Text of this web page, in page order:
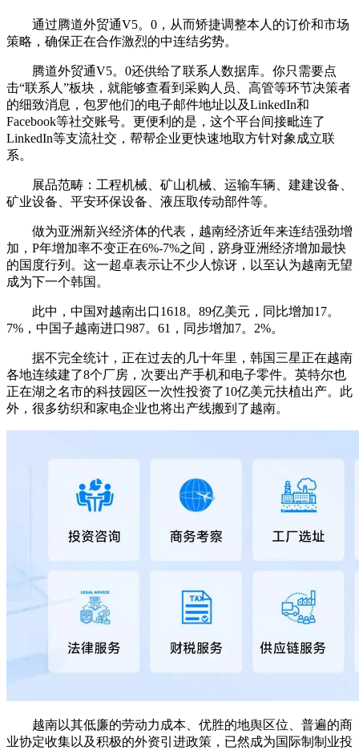
通过腾道外贸通V5。0，从而矫捷调整本人的订价和市场
策略，确保正在合作激烈的中连结劣势。
腾道外贸通V5。0还供给了联系人数据库。你只需要点
击“联系人”板块，就能够查看到采购人员、高管等环节决策者
的细致消息，包罗他们的电子邮件地址以及LinkedIn和
Facebook等社交账号。更便利的是，这个平台间接毗连了
LinkedIn等支流社交，帮帮企业更快速地取方针对象成立联
系。
展品范畴：工程机械、矿山机械、运输车辆、建建设备、
矿业设备、平安环保设备、液压取传动部件等。
做为亚洲新兴经济体的代表，越南经济近年来连结强劲增
加，P年增加率不变正在6%-7%之间，跻身亚洲经济增加最快
的国度行列。这一超卓表示让不少人惊讶，以至认为越南无望
成为下一个韩国。
此中，中国对越南出口1618。89亿美元，同比增加17。
7%，中国子越南进口987。61，同步增加7。2%。
据不完全统计，正在过去的几十年里，韩国三星正在越南
各地连续建了8个厂房，次要出产手机和电子零件。英特尔也
正在湖之名市的科技园区一次性投资了10亿美元扶植出产。此
外，很多纺织和家电企业也将出产线搬到了越南。
越南以其低廉的劳动力成本、优胜的地舆区位、普遍的商
业协定收集以及积极的外资引进政策，已然成为国际制制业投